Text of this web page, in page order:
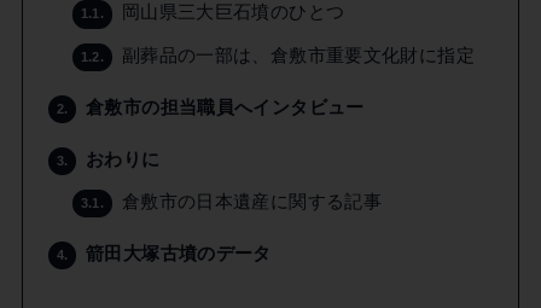
1.1. 岡山県三大巨石墳のひとつ
1.2. 副葬品の一部は、倉敷市重要文化財に指定
2. 倉敷市の担当職員へインタビュー
3. おわりに
3.1. 倉敷市の日本遺産に関する記事
4. 箭田大塚古墳のデータ